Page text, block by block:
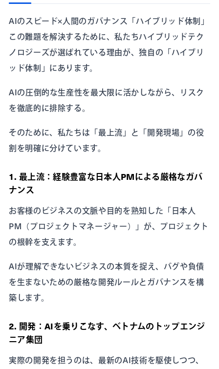
AIのスピード×人間のガバナンス「ハイブリッド体制」
この難題を解決するために、私たちハイブリッドテク
ノロジーズが選ばれている理由が、独自の「ハイブリ
ッド体制」にあります。
AIの圧倒的な生産性を最大限に活かしながら、リスク
を徹底的に排除する。
そのために、私たちは「最上流」と「開発現場」の役
割を明確に分けています。
1. 最上流：経験豊富な日本人PMによる厳格なガバ
ナンス
お客様のビジネスの文脈や目的を熟知した「日本人
PM（プロジェクトマネージャー）」が、プロジェクト
の根幹を支えます。
AIが理解できないビジネスの本質を捉え、バグや負債
を生まないための厳格な開発ルールとガバナンスを構
築します。
2. 開発：AIを乗りこなす、ベトナムのトップエンジ
ニア集団
実際の開発を担うのは、最新のAI技術を駆使しつつ、